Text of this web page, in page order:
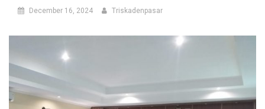
December 16, 2024 Triskadenpasar